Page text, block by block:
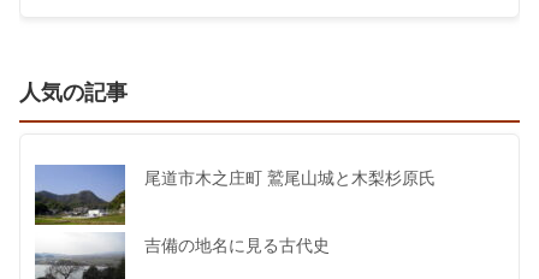
人気の記事
尾道市木之庄町 鷲尾山城と木梨杉原氏
吉備の地名に見る古代史